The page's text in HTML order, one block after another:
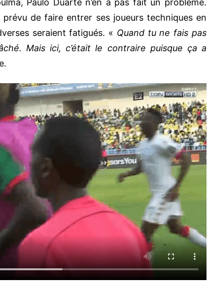
Paulo Duarte n’en a pas fait un problème.
de faire entrer ses joueurs techniques en
seraient fatigués. « Quand tu ne fais pas
Mais ici, c’était le contraire puisque ça a